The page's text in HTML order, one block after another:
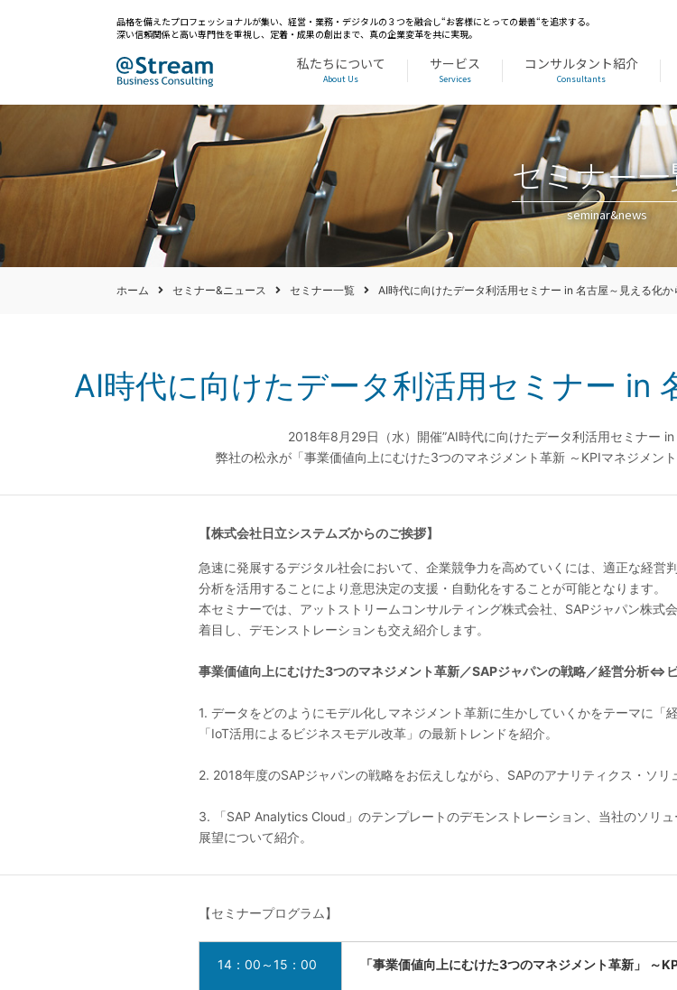
品格を備えたプロフェッショナルが集い、経営・業務・デジタルの３つを融合し“お客様にとっての最善“を追求する。
深い信頼関係と高い専門性を重視し、定着・成果の創出まで、真の企業変革を共に実現。
私たちについて
About Us
サービス
Services
コンサルタント紹介
Consultants
セミナー
seminar&news
ホーム セミナー&ニュース セミナー一覧 AI時代に向けたデータ利活用セミナー in 名古屋～見える化か
AI時代に向けたデータ利活用セミナー in
2018年8月29日（水）開催”AI時代に向けたデータ利活用セミナー
弊社の松永が「事業価値向上にむけた3つのマネジメント革新 ～KPIマネジメン
【株式会社日立システムズからのご挨拶】
急速に発展するデジタル社会において、企業競争力を高めていくには、適正な経営
分析を活用することにより意思決定の支援・自動化をすることが可能となります。
本セミナーでは、アットストリームコンサルティング株式会社、SAPジャパン株式
着目し、デモンストレーションも交え紹介します。
事業価値向上にむけた3つのマネジメント革新／SAPジャパンの戦略／経営分析⇔
1. データをどのようにモデル化しマネジメント革新に生かしていくかをテーマに「
「IoT活用によるビジネスモデル改革」の最新トレンドを紹介。
2. 2018年度のSAPジャパンの戦略をお伝えしながら、SAPのアナリティクス・ソリ
3. 「SAP Analytics Cloud」のテンプレートのデモンストレーション、当社のソリ
展望について紹介。
【セミナープログラム】
14：00～15：00 「事業価値向上にむけた3つのマネジメント革新」 ～